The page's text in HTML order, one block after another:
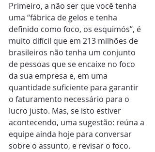
Primeiro, a não ser que você tenha
uma “fábrica de gelos e tenha
definido como foco, os esquimós”, é
muito difícil que em 213 milhões de
brasileiros não tenha um conjunto
de pessoas que se encaixe no foco
da sua empresa e, em uma
quantidade suficiente para garantir
o faturamento necessário para o
lucro justo. Mas, se isto estiver
acontecendo, uma sugestão: reúna a
equipe ainda hoje para conversar
sobre o assunto, e revisar o foco.